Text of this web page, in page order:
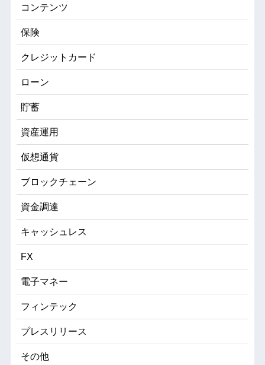
コンテンツ
保険
クレジットカード
ローン
貯蓄
資産運用
仮想通貨
ブロックチェーン
資金調達
キャッシュレス
FX
電子マネー
フィンテック
プレスリリース
その他